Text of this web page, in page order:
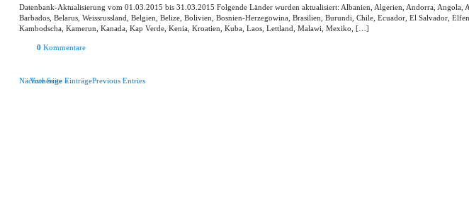
Datenbank-Aktualisierung vom 01.03.2015 bis 31.03.2015 Folgende Länder wurden aktualisiert: Albanien, Algerien, Andorra, Angola,
Barbados, Belarus, Weissrussland, Belgien, Belize, Bolivien, Bosnien-Herzegowina, Brasilien, Burundi, Chile, Ecuador, El Salvador,
Kambodscha, Kamerun, Kanada, Kap Verde, Kenia, Kroatien, Kuba, Laos, Lettland, Malawi, Mexiko, […]
0 Kommentare
Vorherige EinträgePrevious Entries
Nächste Seite »